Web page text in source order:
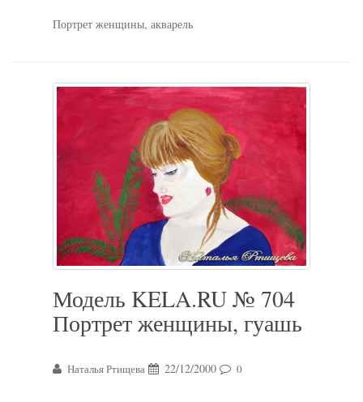
Портрет женщины, акварель
Модель KELA.RU № 704
Портрет женщины, гуашь
Наталья Ртищева 22/12/2000 0